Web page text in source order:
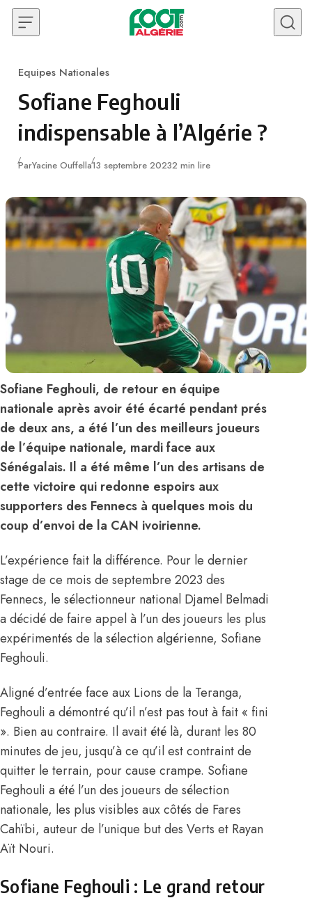
Skip to content
Category
Equipes Nationales
Sofiane Feghouli
indispensable à l’Algérie ?
ParYacine OuffellaPublié
13 septembre 20232 min lire
Sofiane Feghouli, de retour en équipe
nationale après avoir été écarté pendant prés
de deux ans, a été l’un des meilleurs joueurs
de l’équipe nationale, mardi face aux
Sénégalais. Il a été même l’un des artisans de
cette victoire qui redonne espoirs aux
supporters des Fennecs à quelques mois du
coup d’envoi de la CAN ivoirienne.
L’expérience fait la différence. Pour le dernier
stage de ce mois de septembre 2023 des
Fennecs, le sélectionneur national Djamel Belmadi
a décidé de faire appel à l’un des joueurs les plus
expérimentés de la sélection algérienne, Sofiane
Feghouli.
Aligné d’entrée face aux Lions de la Teranga,
Feghouli a démontré qu’il n’est pas tout à fait « fini
». Bien au contraire. Il avait été là, durant les 80
minutes de jeu, jusqu’à ce qu’il est contraint de
quitter le terrain, pour cause crampe. Sofiane
Feghouli a été l’un des joueurs de sélection
nationale, les plus visibles aux côtés de Fares
Cahïbi, auteur de l’unique but des Verts et Rayan
Aït Nouri.
Sofiane Feghouli : Le grand retour